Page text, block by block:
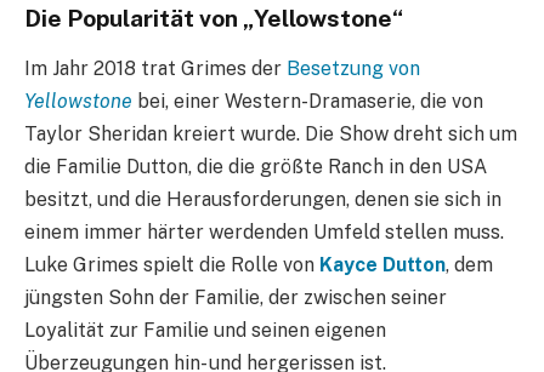
Die Popularität von „Yellowstone“
Im Jahr 2018 trat Grimes der Besetzung von
Yellowstone bei, einer Western-Dramaserie, die von
Taylor Sheridan kreiert wurde. Die Show dreht sich um
die Familie Dutton, die die größte Ranch in den USA
besitzt, und die Herausforderungen, denen sie sich in
einem immer härter werdenden Umfeld stellen muss.
Luke Grimes spielt die Rolle von Kayce Dutton, dem
jüngsten Sohn der Familie, der zwischen seiner
Loyalität zur Familie und seinen eigenen
Überzeugungen hin- und hergerissen ist.